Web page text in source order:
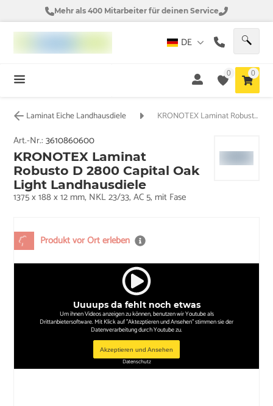
Mehr als 400 Mitarbeiter für deinen Service
DE
0 0
Laminat Eiche Landhausdiele KRONOTEX Laminat Robusto D 2800 Capital Oak Light Landhausdiele
Produkt vor Ort erleben
Uuuups da fehlt noch etwas
Um ihnen Videos anzeigen zu können, benutzen wir Youtube als
Drittanbietersoftware. Mit Klick auf "Aktezptieren und Ansehen" stimmen sie der
Datenverarbeitung durch Youtube zu.
Akzeptieren und Ansehen
Datenschutz
Art.-Nr.:3610860600
KRONOTEX Laminat
Robusto D 2800 Capital Oak
Light Landhausdiele
1375 x 188 x 12 mm, NKL 23/33, AC 5, mit Fase